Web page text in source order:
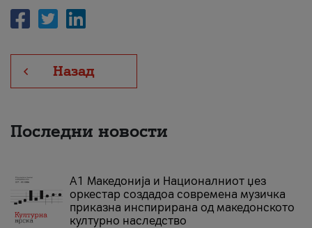
Назад
Последни новости
А1 Македонија и Националниот џез
оркестар создадоа современа музичка
приказна инспирирана од македонското
културно наследство